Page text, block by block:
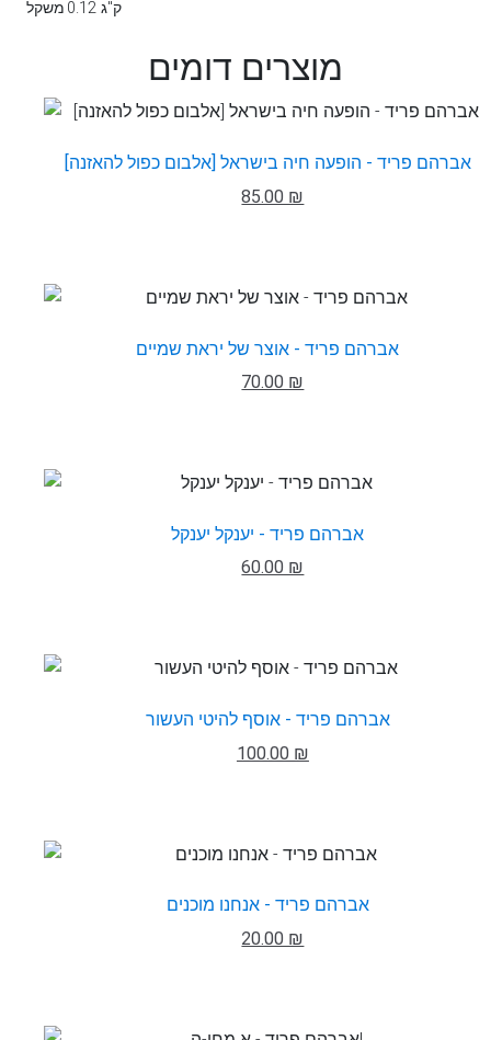
משקל 0.12 ק"ג
מוצרים דומים
אברהם פריד - הופעה חיה בישראל [אלבום כפול להאזנה]
85.00 ₪
אברהם פריד - אוצר של יראת שמיים
70.00 ₪
אברהם פריד - יענקל יענקל
60.00 ₪
אברהם פריד - אוסף להיטי העשור
100.00 ₪
אברהם פריד - אנחנו מוכנים
20.00 ₪